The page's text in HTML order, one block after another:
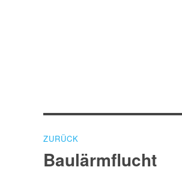
ZURÜCK
Vorheriger
Baulärmflucht